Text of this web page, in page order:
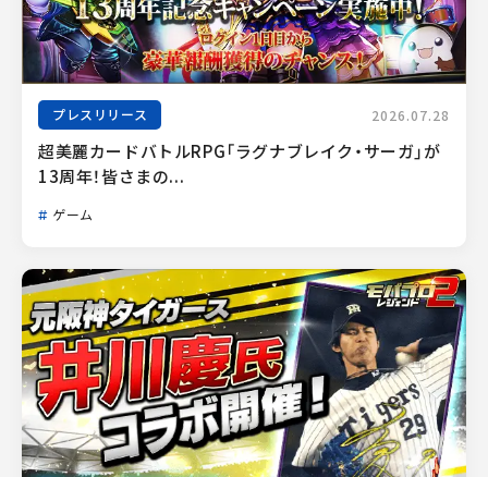
プレスリリース 2026.07.28
超美麗カードバトルRPG「ラグナブレイク・サーガ」が
13周年！皆さまの...
ゲーム